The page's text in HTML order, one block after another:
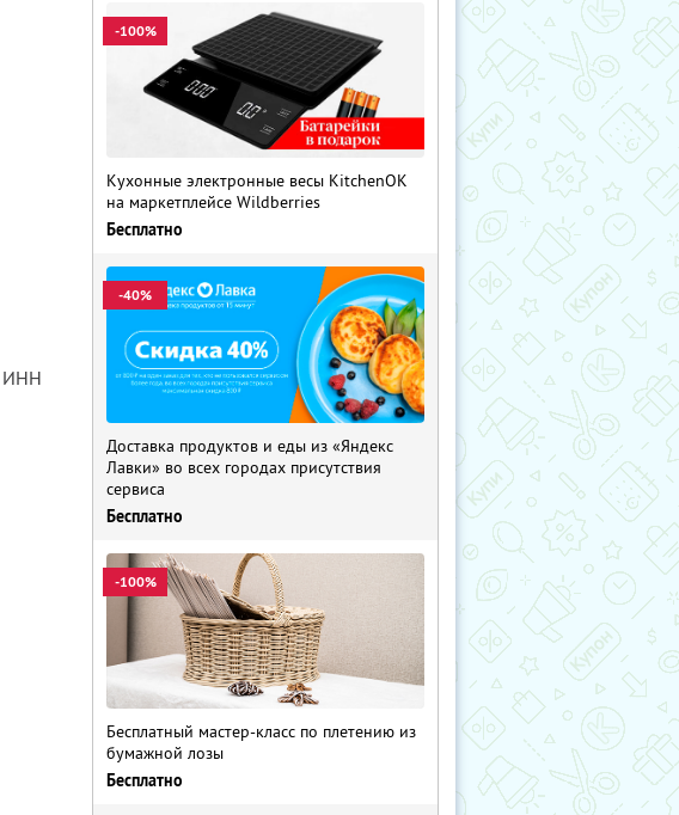
ИНН
-100%
Кухонные электронные весы KitchenOK
на маркетплейсе Wildberries
Бесплатно
-40%
Доставка продуктов и еды из «Яндекс
Лавки» во всех городах присутствия
сервиса
Бесплатно
-100%
Бесплатный мастер-класс по плетению из
бумажной лозы
Бесплатно